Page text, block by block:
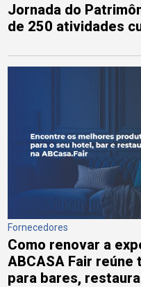
Jornada do
de 250 atividades
Fornecedores
Como renovar a
ABCASA Fair
para bares,